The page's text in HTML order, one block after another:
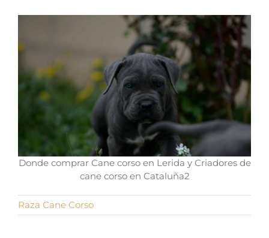
Donde comprar Cane corso en Lerida y Criadores de
cane corso en Cataluña2
Raza Cane Corso